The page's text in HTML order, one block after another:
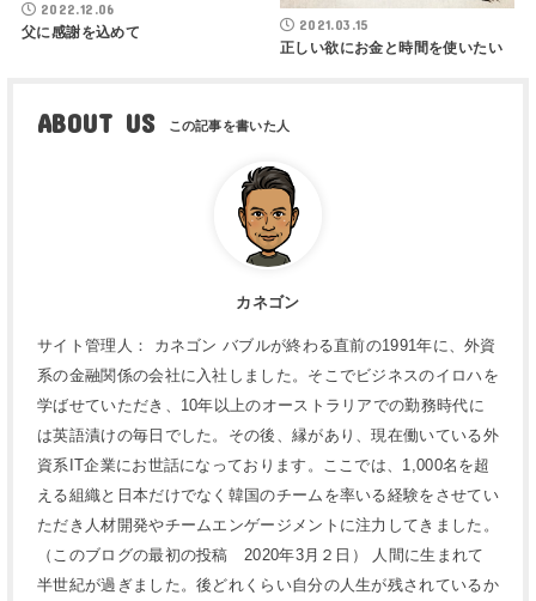
2022.12.06
父に感謝を込めて 2021.03.15
正しい欲にお金と時間を使いたい
ABOUT US
カネゴン
サイト管理人： カネゴン バブルが終わる直前の1991年に、外資
系の金融関係の会社に入社しました。そこでビジネスのイロハを
学ばせていただき、10年以上のオーストラリアでの勤務時代に
は英語漬けの毎日でした。その後、縁があり、現在働いている外
資系IT企業にお世話になっております。ここでは、1,000名を超
える組織と日本だけでなく韓国のチームを率いる経験をさせてい
ただき人材開発やチームエンゲージメントに注力してきました。
（このブログの最初の投稿 2020年3月２日） 人間に生まれて
半世紀が過ぎました。後どれくらい自分の人生が残されているか